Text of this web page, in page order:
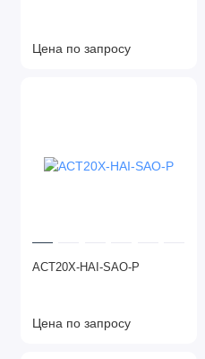
Цена по запросу
ACT20X-HAI-SAO-P
Цена по запросу